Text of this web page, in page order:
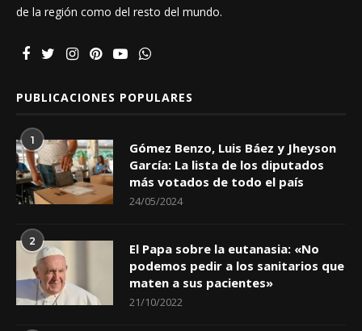
de la región como del resto del mundo.
PUBLICACIONES POPULARES
1
Gómez Benzo, Luis Báez y Jheyson
García: La lista de los diputados
más votados de todo el país
24/05/2024
2
El Papa sobre la eutanasia: «No
podemos pedir a los sanitarios que
maten a sus pacientes»
21/10/2022